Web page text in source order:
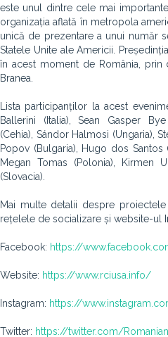
este unul dintre cele mai
organizația aflată în metropola
unică de prezentare a unui număr
Statele Unite ale Americii.
în acest moment de România, prin
Branea.
Lista participanților la acest
Ballerini (Italia), Sean Gasper
(Cehia), Sándor Halmosi (Ungaria),
Popov (Bulgaria), Hugo dos Santos
Megan Tomas (Polonia), Kirmen
(Slovacia).
Mai multe detalii despre
rețelele de socializare și website-ul
Facebook: https://
Website: https://www.rciusa.info/
Instagram: https://
Twitter: https://twitter.com/